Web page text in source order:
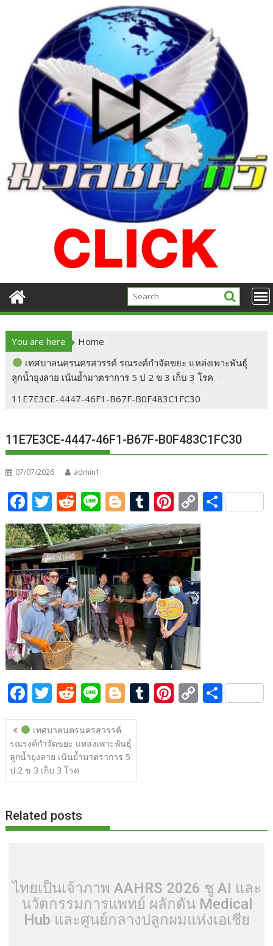
You are here
Home
เทศบาลนครนครสวรรค์ รณรงค์กำจัดขยะ แหล่งเพาะพันธุ์
ลูกน้ำยุงลาย เน้นย้ำมาตราการ 5 ป 2 ข 3 เก็บ 3 โรค
11E7E3CE-4447-46F1-B67F-B0F483C1FC30
11E7E3CE-4447-46F1-B67F-B0F483C1FC30
07/07/2026 admin1
F
ac
e
b
o
o
k
T
w
itt
er
R
e
d
di
t
Li
n
e
Bl
o
g
g
er
T
u
m
bl
r
Pi
nt
er
e
st
C
o
p
y
Li
n
k
S
F
ac
e
b
o
o
k
T
w
itt
er
R
e
d
di
t
Li
n
e
Bl
o
g
T Pi C S
แนะแนว
เรื่อง
เทศบาลนครนครสวรรค์
รณรงค์กำจัดขยะ แหล่งเพาะพันธุ์
ลูกน้ำยุงลาย เน้นย้ำมาตราการ 5
ป 2 ข 3 เก็บ 3 โรค
Related posts
ไทยเป็นเจ้าภาพ AAHRS 2026 ชู AI และ
นวัตกรรมการแพทย์ ผลักดัน Medical
Hub และศูนย์กลางปลูกผมแห่งเอเชีย